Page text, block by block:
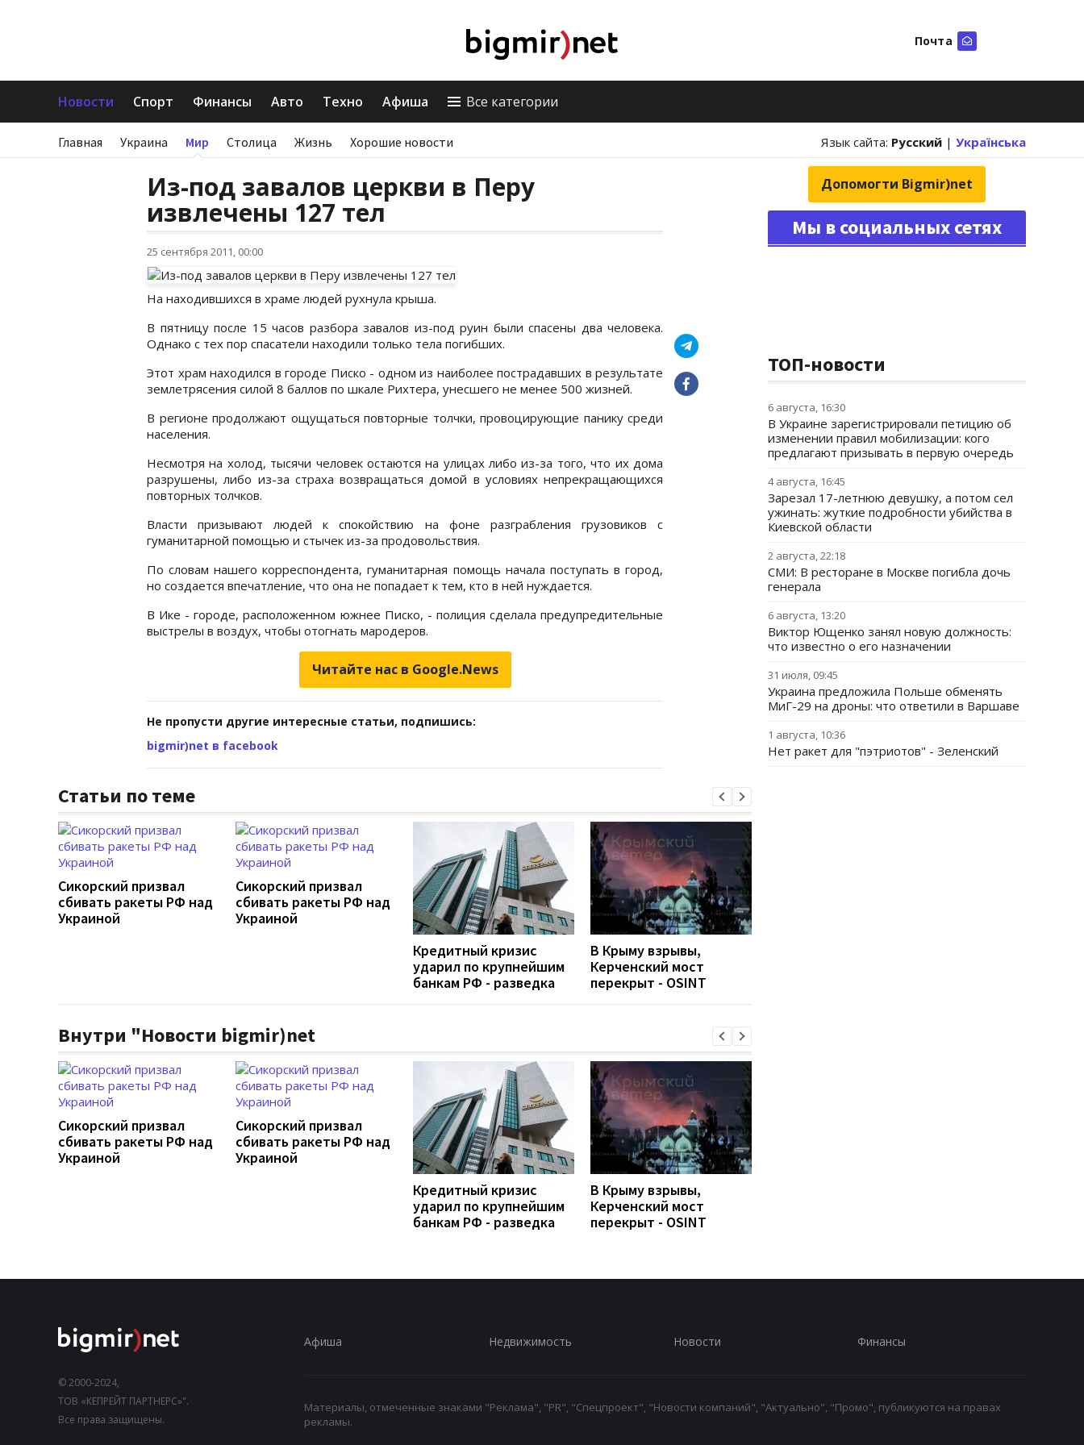
Почта
Новости Спорт Финансы Авто Техно Афиша Все категории
Главная Украина Мир Столица Жизнь Хорошие новости Язык сайта: Русский | Українська
Из-под завалов церкви в Перу
извлечены 127 тел
25 сентября 2011, 00:00
На находившихся в храме людей рухнула крыша.
В пятницу после 15 часов разбора завалов из-под руин были спасены два человека.
Однако с тех пор спасатели находили только тела погибших.
Этот храм находился в городе Писко - одном из наиболее пострадавших в результате
землетрясения силой 8 баллов по шкале Рихтера, унесшего не менее 500 жизней.
В регионе продолжают ощущаться повторные толчки, провоцирующие панику среди
населения.
Несмотря на холод, тысячи человек остаются на улицах либо из-за того, что их дома
разрушены, либо из-за страха возвращаться домой в условиях непрекращающихся
повторных толчков.
Власти призывают людей к спокойствию на фоне разграбления грузовиков с
гуманитарной помощью и стычек из-за продовольствия.
По словам нашего корреспондента, гуманитарная помощь начала поступать в город,
но создается впечатление, что она не попадает к тем, кто в ней нуждается.
В Ике - городе, расположенном южнее Писко, - полиция сделала предупредительные
выстрелы в воздух, чтобы отогнать мародеров.
Читайте нас в Google.News
Не пропусти другие интересные статьи, подпишись:
bigmir)net в facebook
Статьи по теме
Сикорский призвал
сбивать ракеты РФ над
Украиной
Сикорский призвал
сбивать ракеты РФ над
Украиной
Кредитный кризис
ударил по крупнейшим
банкам РФ - разведка
В Крыму взрывы,
Керченский мост
перекрыт - OSINT
Внутри "Новости bigmir)net
Сикорский призвал
сбивать ракеты РФ над
Украиной
Сикорский призвал
сбивать ракеты РФ над
Украиной
Кредитный кризис
ударил по крупнейшим
банкам РФ - разведка
В Крыму взрывы,
Керченский мост
перекрыт - OSINT
Допомогти Bigmir)net
Мы в социальных сетях
ТОП-новости
6 августа, 16:30
В Украине зарегистрировали петицию об
изменении правил мобилизации: кого
предлагают призывать в первую очередь
4 августа, 16:45
Зарезал 17-летнюю девушку, а потом сел
ужинать: жуткие подробности убийства в
Киевской области
2 августа, 22:18
СМИ: В ресторане в Москве погибла дочь
генерала
6 августа, 13:20
Виктор Ющенко занял новую должность:
что известно о его назначении
31 июля, 09:45
Украина предложила Польше обменять
МиГ-29 на дроны: что ответили в Варшаве
1 августа, 10:36
Нет ракет для "пэтриотов" - Зеленский
© 2000-2024,
ТОВ «КЕПРЕЙТ ПАРТНЕРС»".
Все права защищены.
Афиша Недвижимость Новости Финансы
Материалы, отмеченные знаками "Реклама", "PR", "Спецпроект", "Новости компаний", "Актуально", "Промо", публикуются на правах
рекламы.